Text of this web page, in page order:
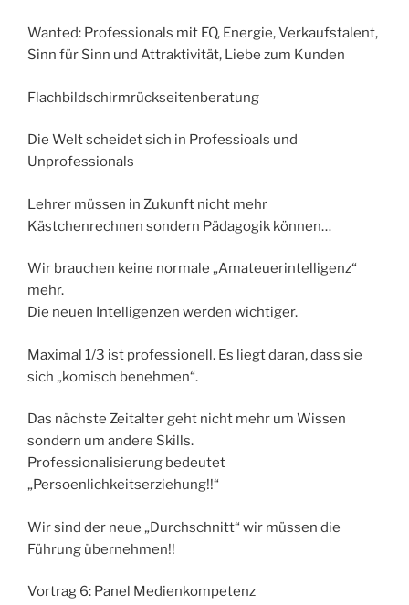
Wanted: Professionals mit EQ, Energie, Verkaufstalent,
Sinn für Sinn und Attraktivität, Liebe zum Kunden
Flachbildschirmrückseitenberatung
Die Welt scheidet sich in Professioals und
Unprofessionals
Lehrer müssen in Zukunft nicht mehr
Kästchenrechnen sondern Pädagogik können…
Wir brauchen keine normale „Amateuerintelligenz“
mehr.
Die neuen Intelligenzen werden wichtiger.
Maximal 1/3 ist professionell. Es liegt daran, dass sie
sich „komisch benehmen“.
Das nächste Zeitalter geht nicht mehr um Wissen
sondern um andere Skills.
Professionalisierung bedeutet
„Persoenlichkeitserziehung!!“
Wir sind der neue „Durchschnitt“ wir müssen die
Führung übernehmen!!
Vortrag 6: Panel Medienkompetenz